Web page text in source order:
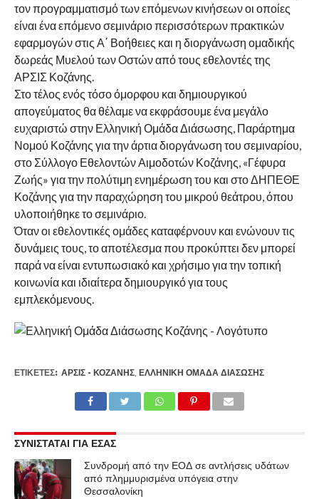
τον προγραμματισμό των επόμενων κινήσεων οι οποίες
είναι ένα επόμενο σεμινάριο περισσότερων πρακτικών
εφαρμογών στις Α΄ Βοήθειες και η διοργάνωση ομαδικής
δωρεάς Μυελού των Οστών από τους εθελοντές της
ΑΡΣΙΣ Κοζάνης.
Στο τέλος ενός τόσο όμορφου και δημιουργικού
απογεύματος θα θέλαμε να εκφράσουμε ένα μεγάλο
ευχαριστώ στην Ελληνική Ομάδα Διάσωσης, Παράρτημα
Νομού Κοζάνης για την άρτια διοργάνωση του σεμιναρίου,
στο Σύλλογο Εθελοντών Αιμοδοτών Κοζάνης, «Γέφυρα
Ζωής» για την πολύτιμη ενημέρωση του και στο ΔΗΠΕΘΕ
Κοζάνης για την παραχώρηση του μικρού θεάτρου, όπου
υλοποιήθηκε το σεμινάριο.
Όταν οι εθελοντικές ομάδες καταφέρνουν και ενώνουν τις
δυνάμεις τους, το αποτέλεσμα που προκύπτει δεν μπορεί
παρά να είναι εντυπωσιακό και χρήσιμο για την τοπική
κοινωνία και ιδιαίτερα δημιουργικό για τους
εμπλεκόμενους.
ΕΤΙΚΕΤΕΣ: ΑΡΣΙΣ - ΚΟΖΆΝΗΣ, ΕΛΛΗΝΙΚΉ ΟΜΆΔΑ ΔΙΆΣΩΣΗΣ
ΣΥΝΙΣΤΑΤΑΙ ΓΙΑ ΕΣΑΣ
Συνδρομή από την ΕΟΔ σε αντλήσεις υδάτων
από πλημμυρισμένα υπόγεια στην
Θεσσαλονίκη